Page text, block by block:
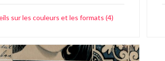
sur les couleurs et les formats (4)